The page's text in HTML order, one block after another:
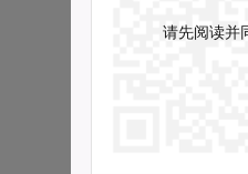
请先阅读并